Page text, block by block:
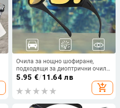
Очила за нощно шофиране,
подходящи за диоптрични очила,
мъжки поляризирани слънчеви
очила за шофиране на открито,
за риболов, за очила за
5.95 €/11.64 лв
add_shopping_cart